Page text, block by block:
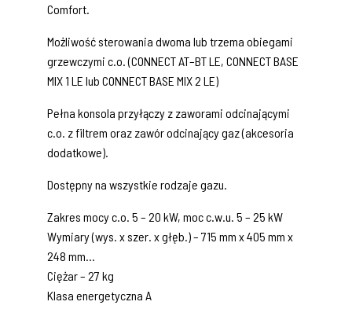
Comfort.
Możliwość sterowania dwoma lub trzema obiegami
grzewczymi c.o. (CONNECT AT–BT LE, CONNECT BASE
MIX 1 LE lub CONNECT BASE MIX 2 LE)
Pełna konsola przyłączy z zaworami odcinającymi
c.o. z filtrem oraz zawór odcinający gaz (akcesoria
dodatkowe).
Dostępny na wszystkie rodzaje gazu.
Zakres mocy c.o. 5 – 20 kW, moc c.w.u. 5 – 25 kW
Wymiary (wys. x szer. x głęb.) – 715 mm x 405 mm x
248 mm
Ciężar – 27 kg
Klasa energetyczna A